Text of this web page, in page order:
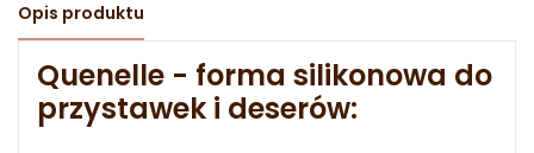
Opis produktu
Quenelle - forma silikonowa do
przystawek i deserów: